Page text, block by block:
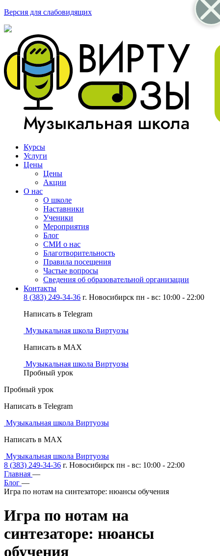
Версия для слабовидящих
Курсы
Услуги
Цены
Цены
Акции
О нас
О школе
Наставники
Ученики
Мероприятия
Блог
СМИ о нас
Благотворительность
Правила посещения
Частые вопросы
Сведения об образовательной организации
Контакты
8 (383) 249-34-36 г. Новосибирск пн - вс: 10:00 - 22:00
Написать в Telegram
Музыкальная школа Виртуозы
Написать в MAX
Музыкальная школа Виртуозы
Пробный урок
Пробный урок
Написать в Telegram
Музыкальная школа Виртуозы
Написать в MAX
Музыкальная школа Виртуозы
8 (383) 249-34-36 г. Новосибирск пн - вс: 10:00 - 22:00
Главная —
Блог —
Игра по нотам на синтезаторе: нюансы обучения
Игра по нотам на
синтезаторе: нюансы
обучения